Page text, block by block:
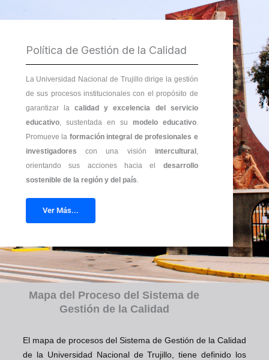
Política de Gestión de la Calidad
La Universidad Nacional de Trujillo dirige la gestión
de sus procesos institucionales con el propósito de
garantizar lacalidad y excelencia del servicio
educativo, sustentada en su modelo educativo.
Promueve la formación integral de profesionales e
investigadores con una visión intercultural,
orientando sus acciones hacia el desarrollo
sostenible de la región y del país
Ver Más...
Mapa del Proceso del Sistema de
Gestión de la Calidad
El mapa de procesos del Sistema de Gestión de la Calidad
de la Universidad Nacional de Trujillo, tiene definido los